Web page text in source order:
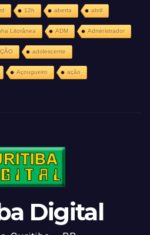
12h aberta abril
Litorânea ADM Administrador
adolescente
Açougueiro ação
Digital